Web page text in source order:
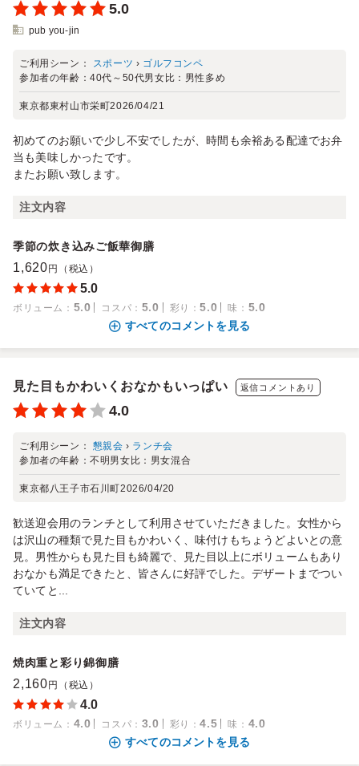
5.0
pub you-jin
ご利用シーン： スポーツ › ゴルフコンペ
参加者の年齢：40代～50代男女比： 男性多め
東京都東村山市栄町2026/04/21
初めてのお願いで少し不安でしたが、時間も余裕ある配達でお弁
当も美味しかったです。
またお願い致します。
注文内容
季節の炊き込みご飯華御膳
1,620 円（税込）
5.0
ボリューム ： 5.0 コスパ ： 5.0 彩り ：5.0 味 ： 5.0
すべてのコメントを見る
見た目もかわいくおなかもいっぱい 返信コメントあり
4.0
ご利用シーン： 懇親会 › ランチ会
参加者の年齢：不明 男女比： 男女混合
東京都八王子市石川町2026/04/20
歓送迎会用のランチとして利用させていただきました。女性から
は沢山の種類で見た目もかわいく、味付けもちょうどよいとの意
見。男性からも見た目も綺麗で、見た目以上にボリュームもあり
おなかも満足できたと、皆さんに好評でした。デザートまでつい
ていてと...
注文内容
焼肉重と彩り錦御膳
2,160 円（税込）
4.0
ボリューム ： 4.0 コスパ ： 3.0 彩り ：4.5 味 ： 4.0
すべてのコメントを見る